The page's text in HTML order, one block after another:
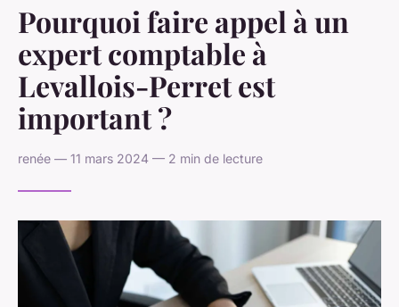
Pourquoi faire appel à un
expert comptable à
Levallois-Perret est
important ?
renée — 11 mars 2024 — 2 min de lecture